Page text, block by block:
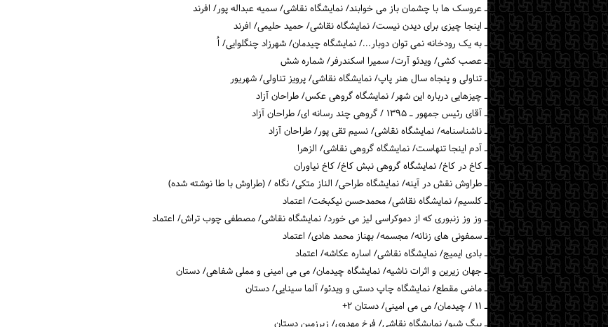
ـ عروسک ها با چشمان باز می خوابند/ نمایشگاه نقاشی/ سمیه عبداله پور/ افرند
ـ اینجا چیزی برای دیدن نیست/ نمایشگاه نقاشی/ حمید حلیمی/ افرند
ـ به یک رودخانه نمی توان دوبار.../ نمایشگاه چیدمان/ شهرزاد چنگلوایی/ اُ
ـ عصب کشی/ ویدئو آرت/ سمیرا اسکندرفر/ شماره شش
ـ تناولی و پنجاه سال هنر پاپ/ نمایشگاه نقاشی/ پرویز تناولی/ شهریور
ـ چیزهایی درباره این شهر/ نمایشگاه گروهی عکس/ طراحان آزاد
ـ آقای رئیس جمهور ـ ۱۳۹۵ / گروهی چند رسانه ای/ طراحان آزاد
ـ ناشناسنامه/ نمایشگاه نقاشی/ نسیم تقی پور/ طراحان آزاد
ـ آدم اینجا تنهاست/ نمایشگاه گروهی نقاشی/ الزهرا
ـ کاخ در کاخ/ نمایشگاه گروهی نبش کاخ/ کاخ نیاوران
ـ طراوش نقش در آینه/ نمایشگاه طراحی/ الناز متکی/ نگاه / (طراوش با طا نوشته شده)
ـ کلسیم/ نمایشگاه نقاشی/ محمدحسن نیکبخت/ اعتماد
ـ وز وز زنبوری که از دموکراسی لیز می خورد/ نمایشگاه نقاشی/ مصطفی چوب تراش/ اعتماد
ـ سمفونی های زنانه/ مجسمه/ بهناز محمد هادی/ اعتماد
ـ بادی ایمیج/ نمایشگاه نقاشی/ اساره عکاشه/ اعتماد
ـ جهان زیرین و اثرات ناشیه/ نمایشگاه چیدمان/ می می امینی و مملی شفاهی/ دستان
ـ ماضی مقطع/ نمایشگاه چاپ دستی و ویدئو/ آلما سینایی/ دستان
ـ ۱۱ / چیدمان/ می می امینی/ دستان ۲+